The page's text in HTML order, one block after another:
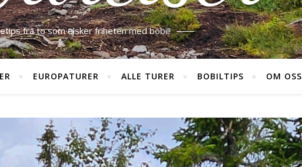
fra to som elsker friheten med bobil!
EUROPATURER ALLE TURER BOBILTIPS OM OSS